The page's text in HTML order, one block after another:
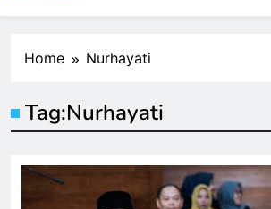
Home Nurhayati
Tag:Nurhayati